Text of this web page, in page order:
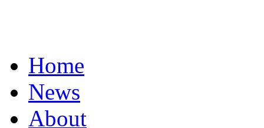
Home
News
About